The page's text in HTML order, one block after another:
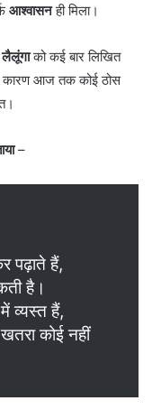
आश्वासनही मिला।
को कई बार लिखित
कारण आज तक कोई ठोस
–
पढ़ाते हैं,
है।
व्यस्त हैं,
कोई नहीं